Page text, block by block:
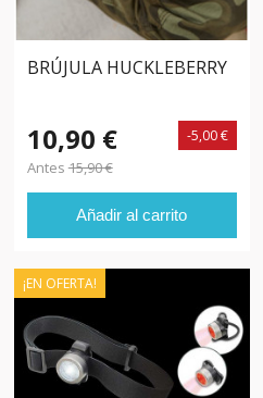
BRÚJULA HUCKLEBERRY
10,90 €
Antes 15,90 €
-5,00 €
Añadir al carrito
¡EN OFERTA!